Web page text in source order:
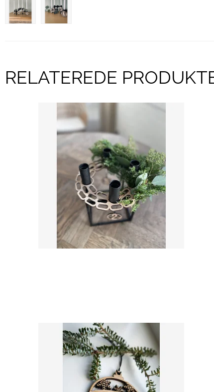
RELATEREDE